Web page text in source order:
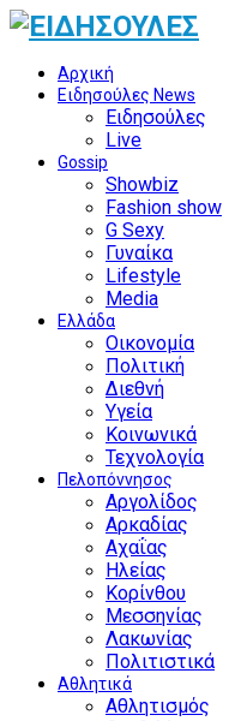
Αρχική
Ειδησούλες News
Ειδησούλες
Live
Gossip
Showbiz
Fashion show
G Sexy
Γυναίκα
Lifestyle
Media
Ελλάδα
Οικονομία
Πολιτική
Διεθνή
Υγεία
Κοινωνικά
Τεχνολογία
Πελοπόννησος
Αργολίδος
Αρκαδίας
Αχαΐας
Ηλείας
Κορίνθου
Μεσσηνίας
Λακωνίας
Πολιτιστικά
Αθλητικά
Αθλητισμός